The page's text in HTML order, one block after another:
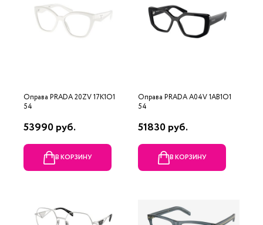
Оправа PRADA 20ZV 17K1O1
54
53990 руб.
В КОРЗИНУ
Оправа PRADA A04V 1AB1O1
54
51830 руб.
В КОРЗИНУ